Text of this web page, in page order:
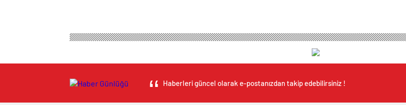
Haberleri güncel olarak e-postanızdan takip edebilirsiniz !